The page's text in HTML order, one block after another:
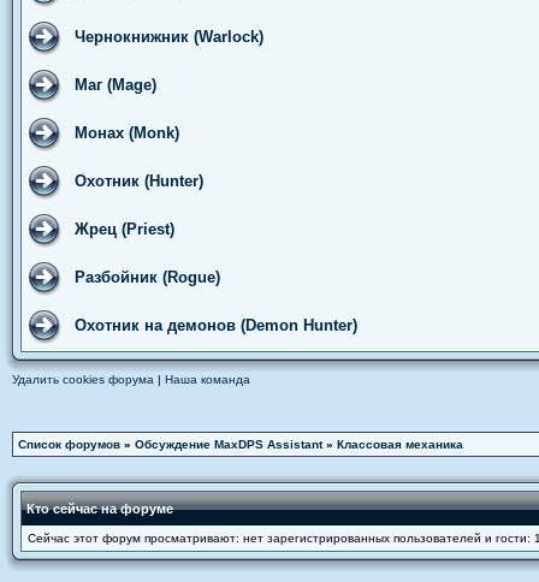
Чернокнижник (Warlock)
Маг (Mage)
Монах (Monk)
Охотник (Hunter)
Жрец (Priest)
Разбойник (Rogue)
Охотник на демонов (Demon Hunter)
Удалить cookies форума | Наша команда
Список форумов » Обсуждение MaxDPS Assistant» Классовая механика
Кто сейчас на форуме
Сейчас этот форум просматривают: нет зарегистрированных пользователей и гости: